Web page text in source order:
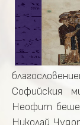
Софийския
Неофит беше
Николай